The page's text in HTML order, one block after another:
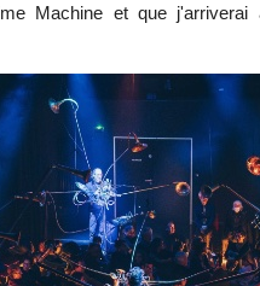
Machine et que